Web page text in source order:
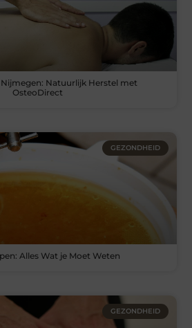
Natuurlijk Herstel met
OsteoDirect
GEZONDHEID
Alles Wat je Moet Weten
GEZONDHEID